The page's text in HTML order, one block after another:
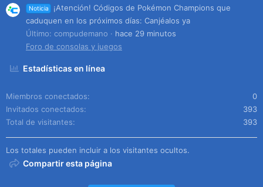
Noticia
¡Atención! Códigos de Pokémon Champions que
caduquen en los próximos días: Canjéalos ya
Último: compudemano
hace 29 minutos
Foro de consolas y juegos
Estadísticas en línea
Miembros conectados
0
Invitados conectados
393
Total de visitantes
393
Los totales pueden incluir a los visitantes ocultos.
Compartir esta página